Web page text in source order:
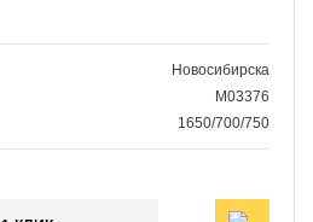
Новосибирска
M03376
1650/700/750